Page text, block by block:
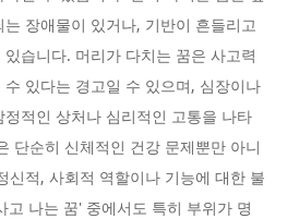
장애물이 있거나, 기반이 흔들리고
습니다. 머리가 다치는 꿈은 사고력
있다는 경고일 수 있으며, 심장이나
적인 상처나 심리적인 고통을 나타
단순히 신체적인 건강 문제뿐만 아니
신적, 사회적 역할이나 기능에 대한 불
고 나는 꿈' 중에서도 특히 부위가 명